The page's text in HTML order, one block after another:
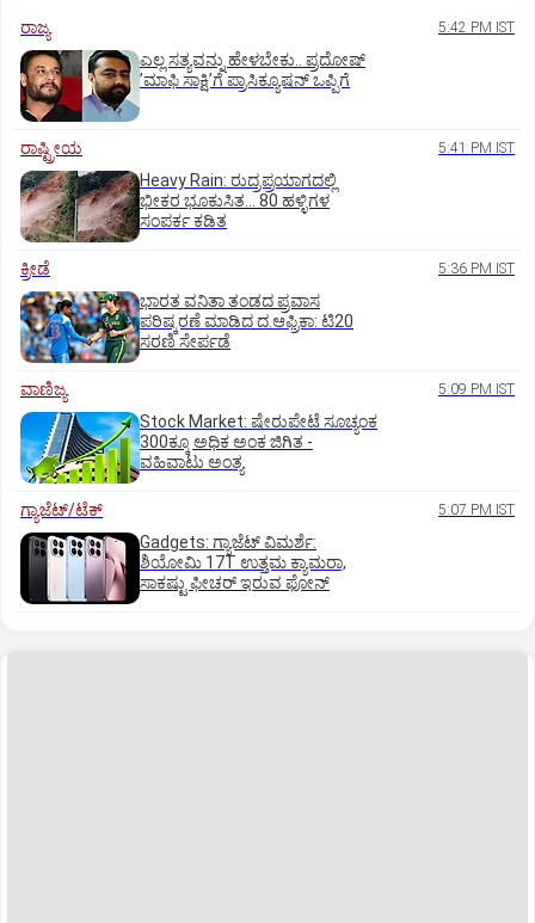
ರಾಜ್ಯ 5:42 PM IST
ಎಲ್ಲ ಸತ್ಯವನ್ನು ಹೇಳಬೇಕು.. ಪ್ರದೋಷ್‌
ʼಮಾಫಿ ಸಾಕ್ಷಿʼಗೆ ಪ್ರಾಸಿಕ್ಯೂಷನ್ ಒಪ್ಪಿಗೆ
ರಾಷ್ಟ್ರೀಯ 5:41 PM IST
Heavy Rain: ರುದ್ರಪ್ರಯಾಗದಲ್ಲಿ
ಭೀಕರ ಭೂಕುಸಿತ... 80 ಹಳ್ಳಿಗಳ
ಸಂಪರ್ಕ ಕಡಿತ
ಕ್ರೀಡೆ 5:36 PM IST
ಭಾರತ ವನಿತಾ ತಂಡದ ಪ್ರವಾಸ
ಪರಿಷ್ಕರಣೆ ಮಾಡಿದ ದ.ಆಫ್ರಿಕಾ: ಟಿ20
ಸರಣಿ ಸೇರ್ಪಡೆ
ವಾಣಿಜ್ಯ 5:09 PM IST
Stock Market: ಷೇರುಪೇಟೆ ಸೂಚ್ಯಂಕ
300ಕ್ಕೂ ಅಧಿಕ ಅಂಕ ಜಿಗಿತ -
ವಹಿವಾಟು ಅಂತ್ಯ
ಗ್ಯಾಜೆಟ್/ಟೆಕ್ 5:07 PM IST
Gadgets: ಗ್ಯಾಜೆಟ್ ವಿಮರ್ಶೆ:
ಶಿಯೋಮಿ 17T ಉತ್ತಮ ಕ್ಯಾಮರಾ,
ಸಾಕಷ್ಟು ಫೀಚರ್ ಇರುವ ಫೋನ್